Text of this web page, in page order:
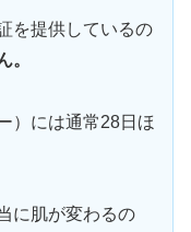
を提供しているの
。
）には通常28日ほ
に肌が変わるの